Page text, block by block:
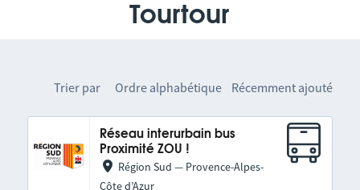
Tourtour
Trier par Ordre alphabétique Récemment ajouté
Réseau interurbain bus
Proximité ZOU !
Région Sud — Provence-Alpes-
Côte d’Azur